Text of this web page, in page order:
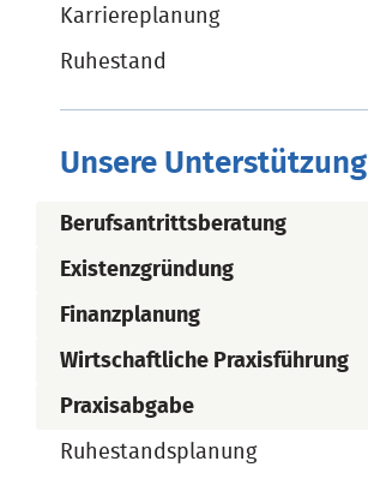
Karriereplanung
Ruhestand
Unsere Unterstützung
Berufsantrittsberatung
Existenzgründung
Finanzplanung
Wirtschaftliche Praxisführung
Praxisabgabe
Ruhestandsplanung